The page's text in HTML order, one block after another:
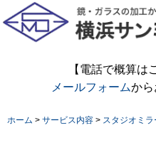
【電話で概算は
メールフォームから
ホーム > サービス内容 > スタジオミ